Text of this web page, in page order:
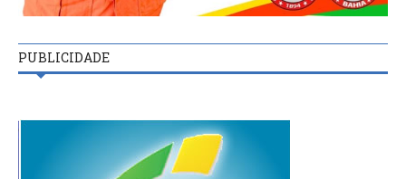
PUBLICIDADE